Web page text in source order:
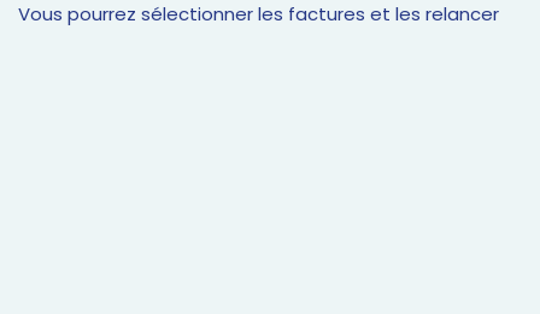
Vous pourrez sélectionner les factures et les relancer